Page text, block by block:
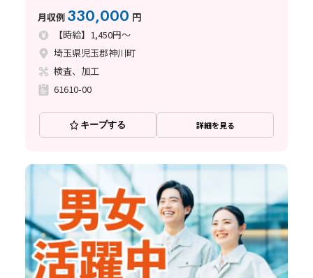
月収例 330,000 円
【時給】1,450円～
埼玉県児玉郡神川町
検査、加工
61610-00
キープする 詳細を見る